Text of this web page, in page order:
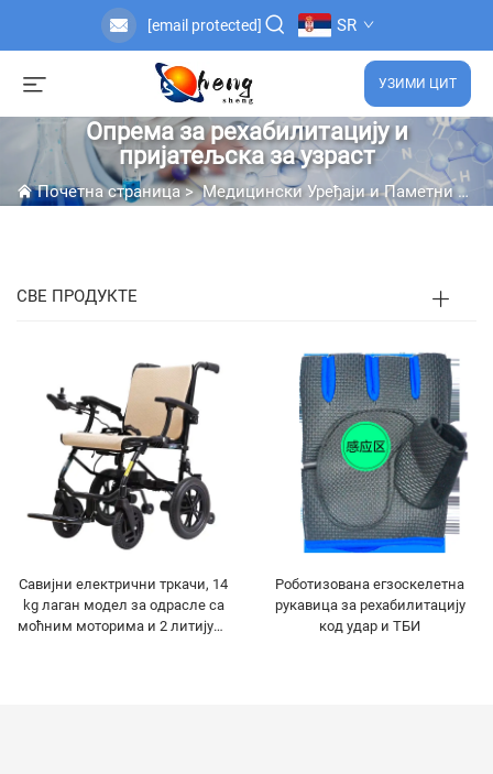
[email protected] SR
УЗИМИ ЦИТ
Опрема за рехабилитацију и
пријатељска за узраст
Почетна страница>Медицински Уређаји и Паметни Уређаји
СВЕ ПРОДУКТЕ
Савијни електрични тркачи, 14
kg лаган модел за одрасле са
моћним моторима и 2 литијум-
Роботизована егзоскелетна
рукавица за рехабилитацију
код удар и ТБИ